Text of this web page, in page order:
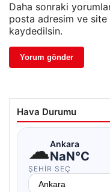
Daha sonraki
posta adresim ve site
kaydedilsin.
Hava Durumu
☁Ankara
NaN°C
ŞEHIR SEÇ